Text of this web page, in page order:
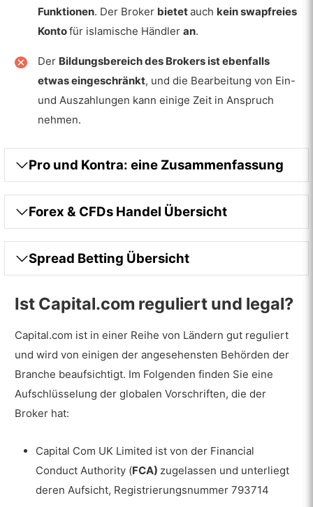
Forex
Rohstoffe
Indizes
Ausführung, Hebelwirkung und
Positionsgrößenbestimmung
Vollstreckungen
Größenbestimmung
Verbotene Handelstechniken
Plattformen & Mobile
Charting- und Handelswerkzeuge
MetaTrader 4
Mobil
Funktionen. Der Broker bietetauch kein swapfreies
Kontofür islamische Händler an.
Der Bildungsbereich des Brokers ist ebenfalls
etwas eingeschränkt, und die Bearbeitung von Ein-
und Auszahlungen kann einige Zeit in Anspruch
nehmen.
Pro und Kontra: eine Zusammenfassung
Forex & CFDs Handel Übersicht
Spread Betting Übersicht
Ist Capital.com reguliert und legal?
Capital.com ist in einer Reihe von Ländern gut reguliert
und wird von einigen der angesehensten Behörden der
Branche beaufsichtigt. Im Folgenden finden Sie eine
Aufschlüsselung der globalen Vorschriften, die der
Broker hat:
Capital Com UK Limited ist von der Financial
Conduct Authority (FCA) zugelassen und unterliegt
deren Aufsicht, Registrierungsnummer 793714